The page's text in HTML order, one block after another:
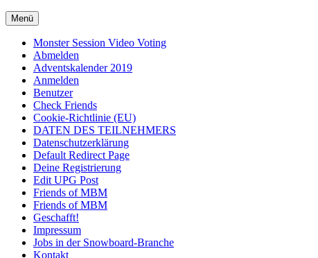
Menü
Monster Session Video Voting
Abmelden
Adventskalender 2019
Anmelden
Benutzer
Check Friends
Cookie-Richtlinie (EU)
DATEN DES TEILNEHMERS
Datenschutzerklärung
Default Redirect Page
Deine Registrierung
Edit UPG Post
Friends of MBM
Friends of MBM
Geschafft!
Impressum
Jobs in der Snowboard-Branche
Kontakt